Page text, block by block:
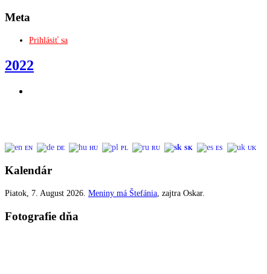
Meta
Prihlásiť sa
2022
EN DE HU PL RU SK ES UK
Kalendár
Piatok , 7. August 2026. Meniny má Štefánia , zajtra Oskar.
Fotografie dňa